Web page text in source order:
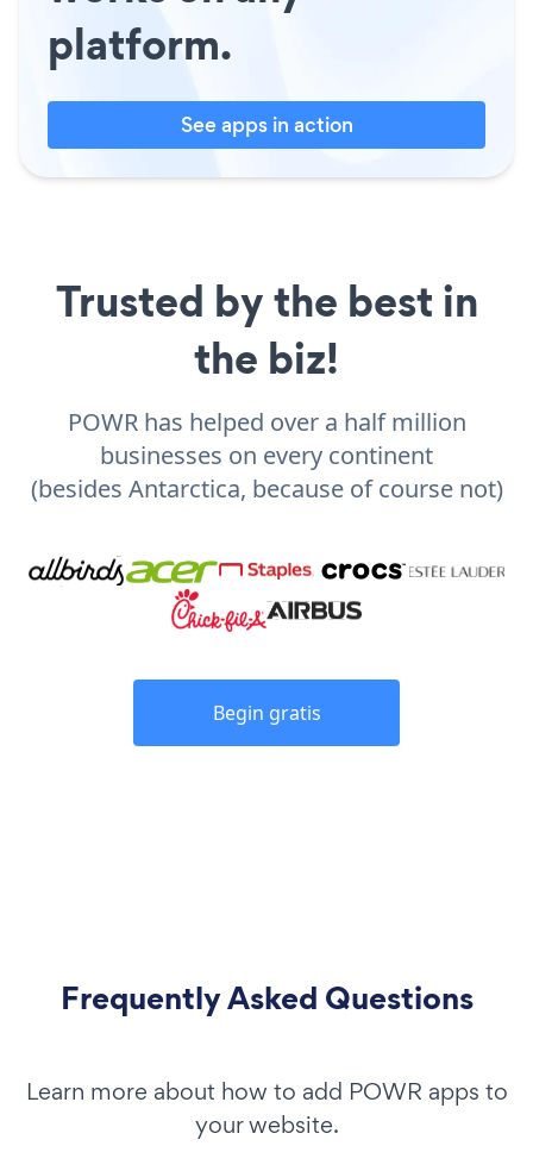
platform.
See apps in action
Trusted by the best in
the biz!
POWR has helped over a half million
businesses on every continent
(besides Antarctica, because of course not)
Begin gratis
Frequently Asked Questions
Learn more about how to add POWR apps to
your website.